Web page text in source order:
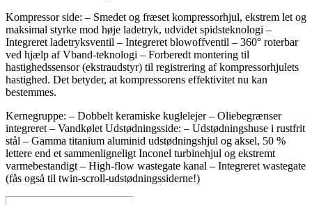
Kompressor side: – Smedet og fræset kompressorhjul, ekstrem let og
maksimal styrke mod høje ladetryk, udvidet spidsteknologi –
Integreret ladetryksventil – Integreret blowoffventil – 360° roterbar
ved hjælp af Vband-teknologi – Forberedt montering til
hastighedssensor (ekstraudstyr) til registrering af kompressorhjulets
hastighed. Det betyder, at kompressorens effektivitet nu kan
bestemmes.
Kernegruppe: – Dobbelt keramiske kuglelejer – Oliebegrænser
integreret – Vandkølet Udstødningsside: – Udstødningshuse i rustfrit
stål – Gamma titanium aluminid udstødningshjul og aksel, 50 %
lettere end et sammenligneligt Inconel turbinehjul og ekstremt
varmebestandigt – High-flow wastegate kanal – Integreret wastegate
(fås også til twin-scroll-udstødningssiderne!)